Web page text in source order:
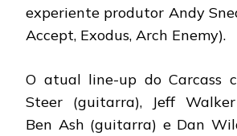
experiente produtor Andy
Accept, Exodus, Arch Enemy).
O atual line-up do Carcass
Steer (guitarra), Jeff Walker
Ben Ash (guitarra) e Dan